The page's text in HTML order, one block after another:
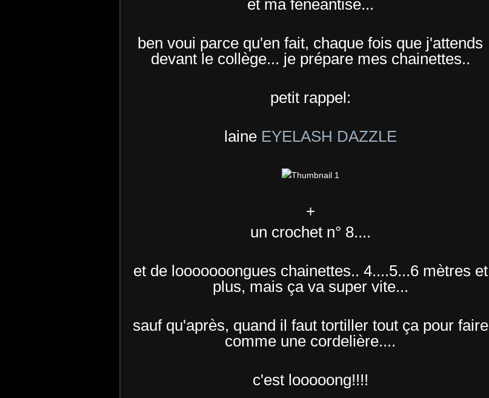
et ma fénéantise...
ben voui parce qu'en fait, chaque fois que j'attends
devant le collège... je prépare mes chainettes..
petit rappel:
laineEYELASH DAZZLE
+
un crochet n° 8....
et de looooooongues chainettes.. 4....5...6 mètres et
plus, mais ça va super vite...
sauf qu'après, quand il faut tortiller tout ça pour faire
comme une cordelière....
c'est looooong!!!!